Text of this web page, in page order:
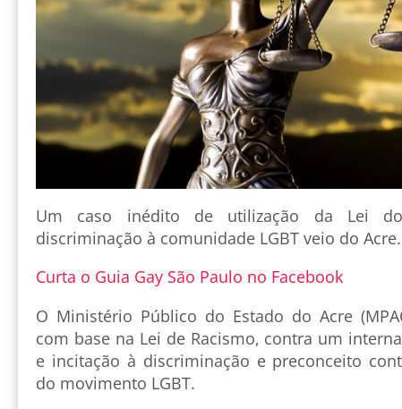
Um caso inédito de utilização da Lei
discriminação à comunidade LGBT veio do Acre.
Curta o Guia Gay São Paulo no Facebook
O Ministério Público do Estado do Acre
com base na Lei de Racismo, contra um
e incitação à discriminação e preconceito
do movimento LGBT.